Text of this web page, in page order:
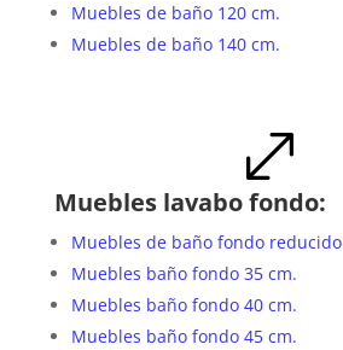
Muebles de baño 120 cm.
Muebles de baño 140 cm.
.
Muebles lavabo fondo:
Muebles de baño fondo reducido
Muebles baño fondo 35 cm.
Muebles baño fondo 40 cm.
Muebles baño fondo 45 cm.